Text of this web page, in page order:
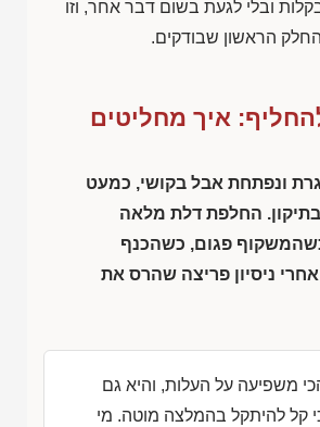
ובלי לגעת בשום דבר אחר, וזו
הראשון שבודקים.
איך מחליטים
ונפתחת אבל בקושי, כמעט
החלפת דלת מלאה
פגום, כשהכנף
ניסיון פריצה שהרס את
משפיעה על העלות, והיא גם
קל להיתקל בהמלצה מוטה. מי